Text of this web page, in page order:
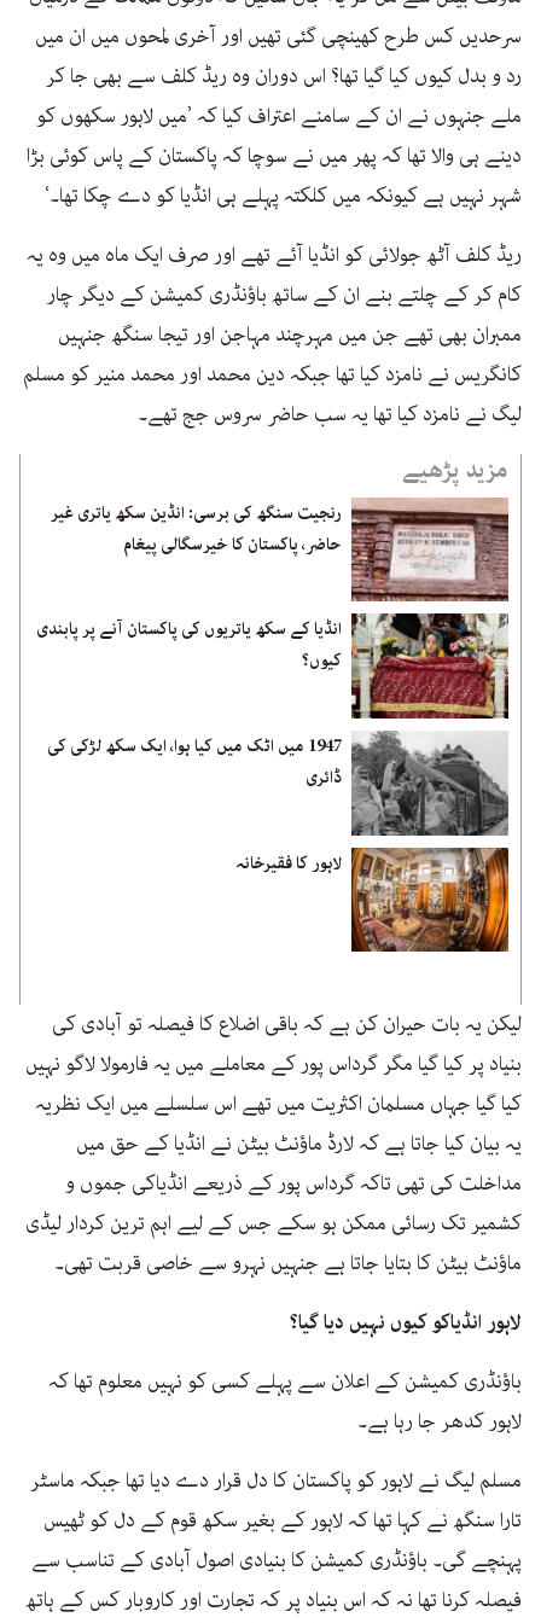
سرحدیں کس طرح کھینچی گئی تھیں اور آخری لمحوں میں ان میں
رد و بدل کیوں کیا گیا تھا؟ اس دوران وہ ریڈ کلف سے بھی جا کر
ملے جنہوں نے ان کے سامنے اعتراف کیا کہ ’میں لاہور سکھوں کو
دینے ہی والا تھا کہ پھر میں نے سوچا کہ پاکستان کے پاس کوئی بڑا
شہر نہیں ہے کیونکہ میں کلکتہ پہلے ہی انڈیا کو دے چکا تھا۔‘
ریڈ کلف آٹھ جولائی کو انڈیا آئے تھے اور صرف ایک ماہ میں وہ یہ
کام کر کے چلتے بنے ان کے ساتھ باؤنڈری کمیشن کے دیگر چار
ممبران بھی تھے جن میں مہرچند مہاجن اور تیجا سنگھ جنہیں
کانگریس نے نامزد کیا تھا جبکہ دین محمد اور محمد منیر کو مسلم
لیگ نے نامزد کیا تھا یہ سب حاضر سروس جج تھے۔
مزید پڑھیے
رنجیت سنگھ کی برسی: انڈین سکھ یاتری غیر
حاضر، پاکستان کا خیرسگالی پیغام
انڈیا کے سکھ یاتریوں کی پاکستان آنے پر پابندی
کیوں؟
1947 میں اٹک میں کیا ہوا، ایک سکھ لڑکی کی
ڈائری
لاہور کا فقیرخانہ
لیکن یہ بات حیران کن ہے کہ باقی اضلاع کا فیصلہ تو آبادی کی
بنیاد پر کیا گیا مگر گرداس پور کے معاملے میں یہ فارمولا لاگو نہیں
کیا گیا جہاں مسلمان اکثریت میں تھے اس سلسلے میں ایک نظریہ
یہ بیان کیا جاتا ہے کہ لارڈ ماؤنٹ بیٹن نے انڈیا کے حق میں
مداخلت کی تھی تاکہ گرداس پور کے ذریعے انڈیاکی جموں و
کشمیر تک رسائی ممکن ہو سکے جس کے لیے اہم ترین کردار لیڈی
ماؤنٹ بیٹن کا بتایا جاتا ہے جنہیں نہرو سے خاصی قربت تھی۔
لاہور انڈیاکو کیوں نہیں دیا گیا؟
باؤنڈری کمیشن کے اعلان سے پہلے کسی کو نہیں معلوم تھا کہ
لاہور کدھر جا رہا ہے۔
مسلم لیگ نے لاہور کو پاکستان کا دل قرار دے دیا تھا جبکہ ماسٹر
تارا سنگھ نے کہا تھا کہ لاہور کے بغیر سکھ قوم کے دل کو ٹھیس
پہنچے گی۔ باؤنڈری کمیشن کا بنیادی اصول آبادی کے تناسب سے
فیصلہ کرنا تھا نہ کہ اس بنیاد پر کہ تجارت اور کاروبار کس کے ہاتھ